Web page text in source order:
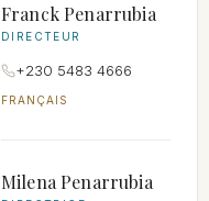
Franck Penarrubia
DIRECTEUR
+230 5483 4666
FRANÇAIS
Milena Penarrubia